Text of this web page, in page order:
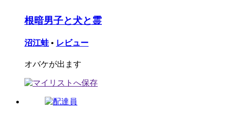
根暗男子と犬と霊
沼江蛙 • レビュー
オバケが出ます